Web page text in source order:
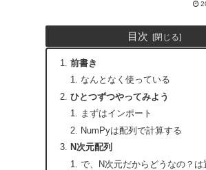
目次
前書き
なんとなく使っている
ひとつずつやってみよう
まずはインポート
NumPyは配列で計算する
N次元配列
で、N次元だからどうなの？は